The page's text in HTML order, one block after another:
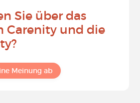
Sie über das
Carenity und die
Meinung ab